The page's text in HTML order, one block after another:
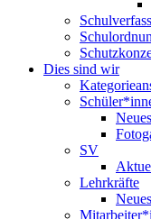
Dies sind wir
SV
Lehrkräfte